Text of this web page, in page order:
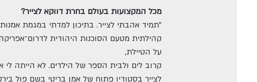
מכל המקצועות בעולם בחרת דווקא לצייר?
"תמיד אהבתי לצייר. בתיכון למדתי במגמת
קהילתית מטעם הסוכנות היהודית
על הטיילת,
קרוב לים ולבית הספר של הילדים. לא הייתה
לצייר בסטודיו פתוח של אמן בריטי בשם פול